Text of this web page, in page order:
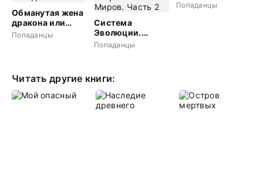
Обманутая жена
дракона или
заброшенная
Попаданцы
Система
Эволюции.
Мастер
Попаданцы
Попаданцы
Читать другие книги: